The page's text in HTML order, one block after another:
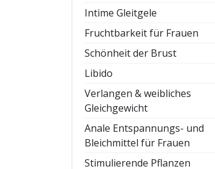
Intime Gleitgele
Fruchtbarkeit für Frauen
Schönheit der Brust
Libido
Verlangen & weibliches
Gleichgewicht
Anale Entspannungs- und
Bleichmittel für Frauen
Stimulierende Pflanzen